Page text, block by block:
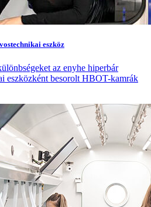
eszköz
az enyhe hiperbár
eszközként besorolt HBOT-kamrák